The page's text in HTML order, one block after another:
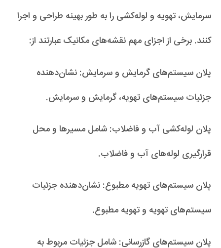
سرمایش، تهویه و لوله‌کشی را به طور بهینه طراحی و اجرا
کنند. برخی از اجزای مهم نقشه‌های مکانیک عبارتند از:
پلان سیستم‌های گرمایش و سرمایش: نشان‌دهنده
جزئیات سیستم‌های تهویه، گرمایش و سرمایش.
پلان لوله‌کشی آب و فاضلاب: شامل مسیرها و محل
قرارگیری لوله‌های آب و فاضلاب.
پلان سیستم‌های تهویه مطبوع: نشان‌دهنده جزئیات
سیستم‌های تهویه و تهویه مطبوع.
پلان سیستم‌های گازرسانی: شامل جزئیات مربوط به